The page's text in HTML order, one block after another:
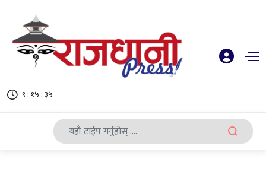
९ : १५ : ३६